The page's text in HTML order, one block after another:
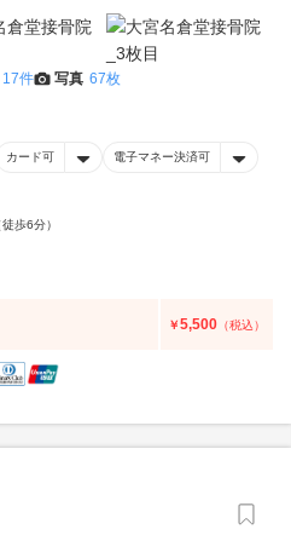
17件 写真 67枚
カード可 電子マネー決済可
歩6分）
￥5,500 （税込）